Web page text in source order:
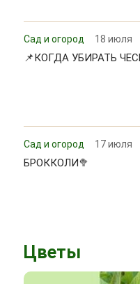
Сад и огород 18 июля
📌КОГДА УБИРАТЬ
Сад и огород 17 июля
БРОККОЛИ🥦
Цветы